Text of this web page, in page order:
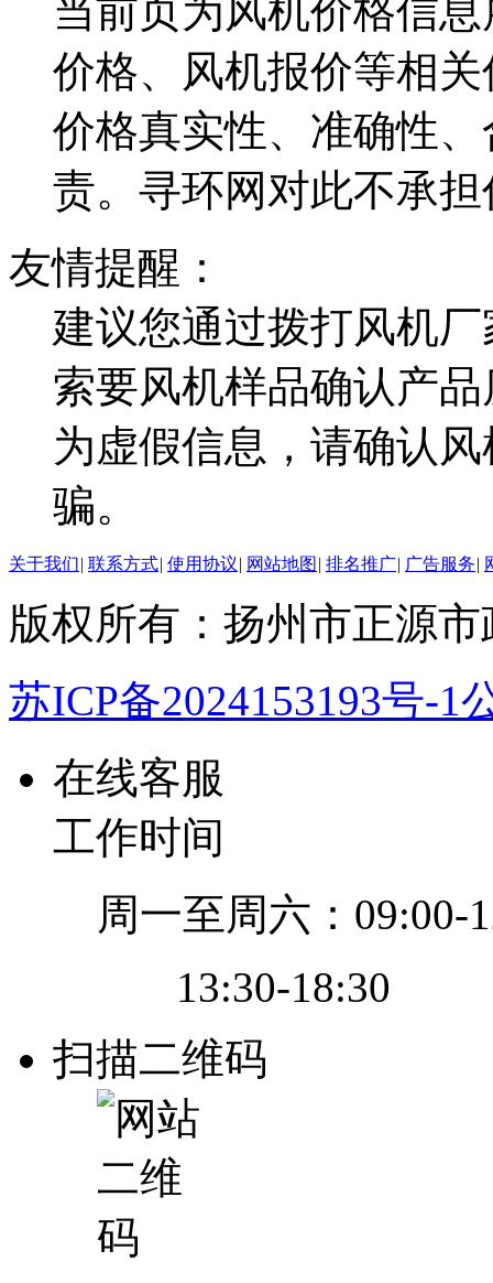
当前页为风机价格信
价格、风机报价等相
价格真实性、准确性
责。寻环网对此不承
友情提醒：
建议您通过拨打风机
索要风机样品确认产
为虚假信息，请确认
骗。
关于我们| 联系方式| 使用协议| 网站地图 | 排名推广| 广告服务|
版权所有：扬州市正源
苏ICP备2024153193号-1
在线客服
工作时间
周一至周六：09:00-
13:30-18:30
扫描二维码